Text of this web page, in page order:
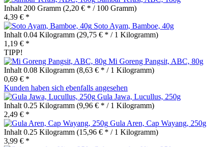
Inhalt 200 Gramm (2,20 € * / 100 Gramm)
4,39 € *
Soto Ayam, Bamboe, 40g
Inhalt 0.04 Kilogramm (29,75 € * / 1 Kilogramm)
1,19 € *
TIPP!
Mi Goreng Pangsit, ABC, 80g
Inhalt 0.08 Kilogramm (8,63 € * / 1 Kilogramm)
0,69 € *
Kunden haben sich ebenfalls angesehen
Gula Jawa, Lucullus, 250g
Inhalt 0.25 Kilogramm (9,96 € * / 1 Kilogramm)
2,49 € *
Gula Aren, Cap Wayang, 250g
Inhalt 0.25 Kilogramm (15,96 € * / 1 Kilogramm)
3,99 € *